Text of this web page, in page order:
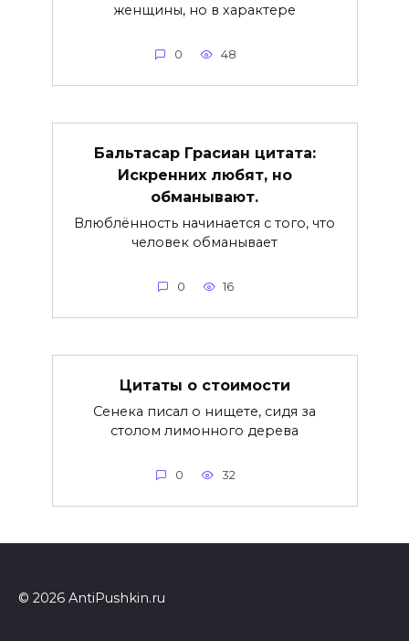
женщины, но в характере
0 48
Бальтасар Грасиан цитата:
Искренних любят, но
обманывают.
Влюблённость начинается с того, что
человек обманывает
0 16
Цитаты о стоимости
Сенека писал о нищете, сидя за
столом лимонного дерева
0 32
© 2026 AntiPushkin.ru